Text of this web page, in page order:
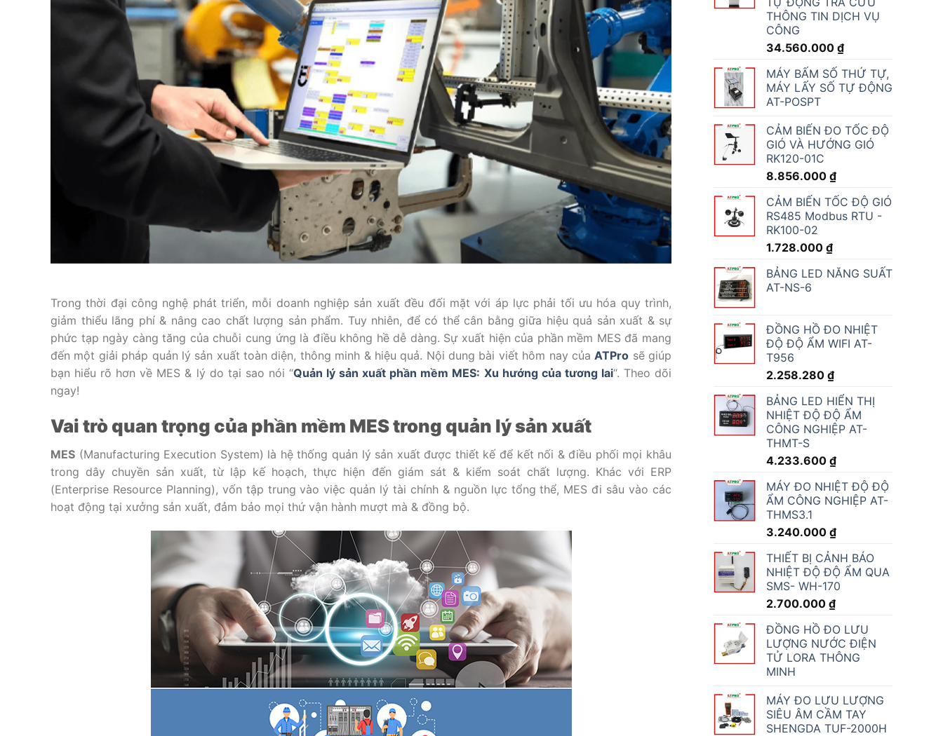
Trong thời đại công nghệ phát triển, mỗi doanh nghiệp sản xuất đều đối mặt với áp lực phải tối ưu hóa quy trình,
giảm thiểu lãng phí & nâng cao chất lượng sản phẩm. Tuy nhiên, để có thể cân bằng giữa hiệu quả sản xuất & sự
phức tạp ngày càng tăng của chuỗi cung ứng là điều không hề dễ dàng. Sự xuất hiện của phần mềm MES đã mang
đến một giải pháp quản lý sản xuất toàn diện, thông minh & hiệu quả. Nội dung bài viết hôm nay củaATPro sẽ giúp
bạn hiểu rõ hơn về MES & lý do tại sao nói “Quản lý sản xuất phần mềm MES: Xu hướng của tương lai“. Theo dõi
ngay!
Vai trò quan trọng của phần mềm MES trong quản lý sản xuất
MES (Manufacturing Execution System) là hệ thống quản lý sản xuất được thiết kế để kết nối & điều phối mọi khâu
trong dây chuyền sản xuất, từ lập kế hoạch, thực hiện đến giám sát & kiểm soát chất lượng. Khác với ERP
(Enterprise Resource Planning), vốn tập trung vào việc quản lý tài chính & nguồn lực tổng thể, MES đi sâu vào các
hoạt động tại xưởng sản xuất, đảm bảo mọi thứ vận hành mượt mà & đồng bộ.
THÔNG TIN DỊCH VỤ
CÔNG
34.560.000 ₫
MÁY BẤM SỐ THỨ TỰ,
MÁY LẤY SỐ TỰ ĐỘNG
AT-POSPT
CẢM BIẾN ĐO TỐC ĐỘ
GIÓ VÀ HƯỚNG GIÓ
RK120-01C
8.856.000 ₫
CẢM BIẾN TỐC ĐỘ GIÓ
RS485 Modbus RTU -
RK100-02
1.728.000 ₫
BẢNG LED NĂNG SUẤT
AT-NS-6
ĐỒNG HỒ ĐO NHIỆT
ĐỘ ĐỘ ẨM WIFI AT-
T956
2.258.280 ₫
BẢNG LED HIỂN THỊ
NHIỆT ĐỘ ĐỘ ẨM
CÔNG NGHIỆP AT-
THMT-S
4.233.600 ₫
MÁY ĐO NHIỆT ĐỘ ĐỘ
ẨM CÔNG NGHIỆP AT-
THMS3.1
3.240.000 ₫
THIẾT BỊ CẢNH BÁO
NHIỆT ĐỘ ĐỘ ẨM QUA
SMS- WH-170
2.700.000 ₫
ĐỒNG HỒ ĐO LƯU
LƯỢNG NƯỚC ĐIỆN
TỬ LORA THÔNG
MINH
MÁY ĐO LƯU LƯỢNG
SIÊU ÂM CẦM TAY
SHENGDA TUF-2000H